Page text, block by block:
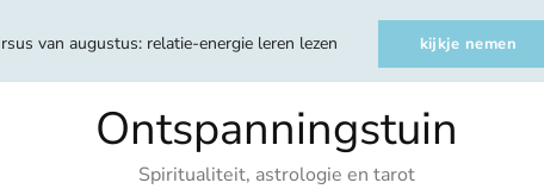
van augustus: relatie-energie leren lezen kijkje nemen
Ontspanningstuin
Spiritualiteit, astrologie en tarot